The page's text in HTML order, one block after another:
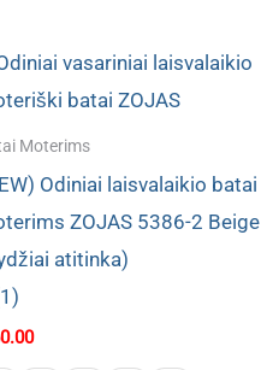
Moterims
Odiniai laisvalaikio batai
ZOJAS 5386-2 Beige
atitinka)